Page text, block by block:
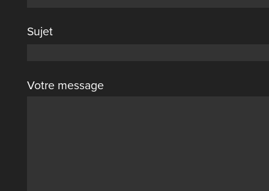
Sujet
Votre message